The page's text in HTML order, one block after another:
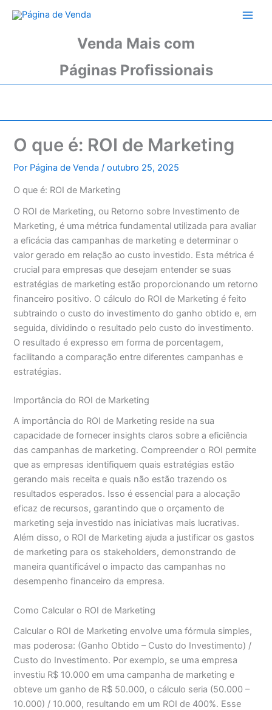
para
Venda Mais com
Páginas Profissionais
O que é: ROI de Marketing
Por Página de Venda/outubro 25, 2025
O que é: ROI de Marketing
O ROI de Marketing, ou Retorno sobre Investimento de
Marketing, é uma métrica fundamental utilizada para avaliar
a eficácia das campanhas de marketing e determinar o
valor gerado em relação ao custo investido. Esta métrica é
crucial para empresas que desejam entender se suas
estratégias de marketing estão proporcionando um retorno
financeiro positivo. O cálculo do ROI de Marketing é feito
subtraindo o custo do investimento do ganho obtido e, em
seguida, dividindo o resultado pelo custo do investimento.
O resultado é expresso em forma de porcentagem,
facilitando a comparação entre diferentes campanhas e
estratégias.
Importância do ROI de Marketing
A importância do ROI de Marketing reside na sua
capacidade de fornecer insights claros sobre a eficiência
das campanhas de marketing. Compreender o ROI permite
que as empresas identifiquem quais estratégias estão
gerando mais receita e quais não estão trazendo os
resultados esperados. Isso é essencial para a alocação
eficaz de recursos, garantindo que o orçamento de
marketing seja investido nas iniciativas mais lucrativas.
Além disso, o ROI de Marketing ajuda a justificar os gastos
de marketing para os stakeholders, demonstrando de
maneira quantificável o impacto das campanhas no
desempenho financeiro da empresa.
Como Calcular o ROI de Marketing
Calcular o ROI de Marketing envolve uma fórmula simples,
mas poderosa: (Ganho Obtido – Custo do Investimento) /
Custo do Investimento. Por exemplo, se uma empresa
investiu R$ 10.000 em uma campanha de marketing e
obteve um ganho de R$ 50.000, o cálculo seria (50.000 –
10.000) / 10.000, resultando em um ROI de 400%. Esse